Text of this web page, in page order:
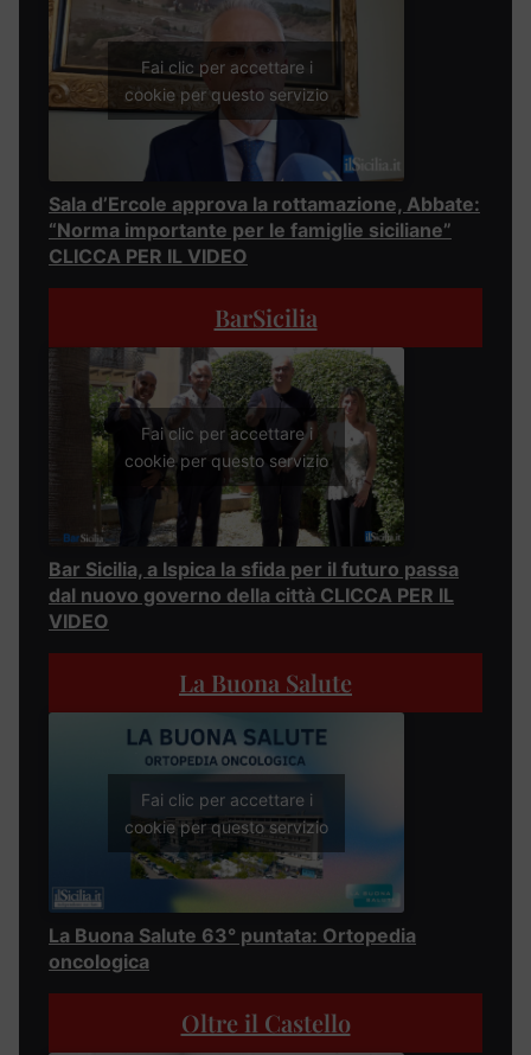
Fai clic per accettare i
cookie per questo servizio
Sala d’Ercole approva la rottamazione, Abbate:
“Norma importante per le famiglie siciliane”
CLICCA PER IL VIDEO
BarSicilia
Fai clic per accettare i
cookie per questo servizio
Bar Sicilia, a Ispica la sfida per il futuro passa
dal nuovo governo della città CLICCA PER IL
VIDEO
La Buona Salute
Fai clic per accettare i
cookie per questo servizio
La Buona Salute 63° puntata: Ortopedia
oncologica
Oltre il Castello